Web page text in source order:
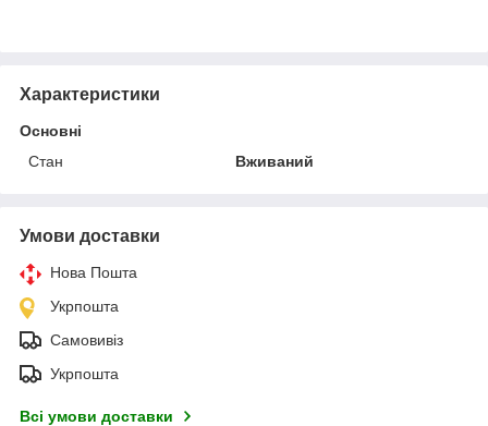
Характеристики
Основні
Стан
Вживаний
Умови доставки
Нова Пошта
Укрпошта
Самовивіз
Укрпошта
Всі умови доставки